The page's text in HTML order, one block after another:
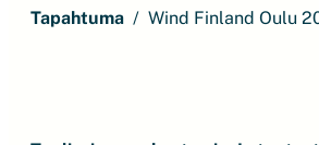
Tapahtuma
Wind Finland Oulu